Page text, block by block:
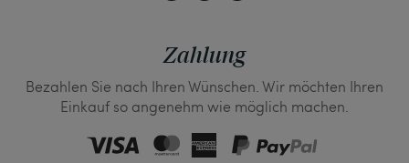
Zahlung
Bezahlen Sie nach Ihren Wünschen. Wir möchten Ihren
Einkauf so angenehm wie möglich machen.